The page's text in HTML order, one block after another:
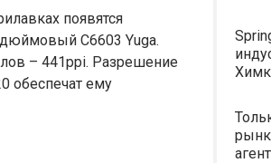
появятся
C6603 Yuga.
– 441ppi. Разрешение
обеспечат ему